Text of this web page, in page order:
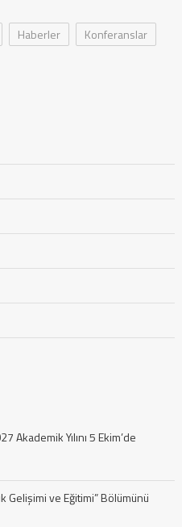
Haberler
Konferanslar
Yılını 5 Ekim’de
Gelişimi ve Eğitimi” Bölümünü